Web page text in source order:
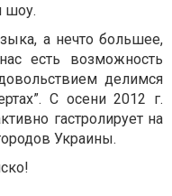
шоу.
а нечто большее,
есть возможность
делимся
С осени 2012 г.
гастролирует на
Украины.